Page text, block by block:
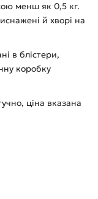
менш як 0,5 кг.
й хворі на
в блістери,
коробку
ціна вказана